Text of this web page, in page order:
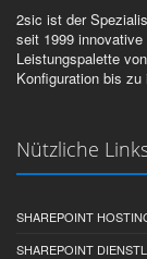
2sic ist der
seit 1999
Leistungspalette
Konfiguration bis
Nützliche
SHAREPOINT
SHAREPOINT